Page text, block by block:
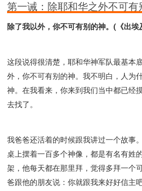
第一诫：除耶和华之外不可有
除了我以外，你不可有别的神。(《出
这段说得很清楚，耶和华神军队最基本
外，你不可有别的神。我不明白，人为
神。在我看来，你来到我们当中都已经
去找了。
我爸爸还活着的时候跟我讲过一个故事
桌上摆着一百多个神像，都是有名有姓
架，他每天都在那里拜，觉得多拜一个
爸跟他的朋友说：你就跟我来好好信主